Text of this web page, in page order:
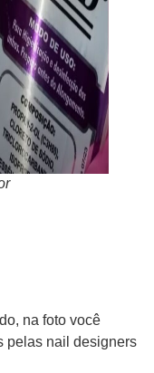
na foto você
pelas nail designers